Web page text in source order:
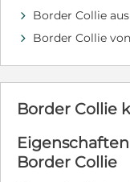
Welpen wurden am
glücklicherweise bis
sind und alle
sie mit unserem
reisen. Bei ihrer
vollständig geimpft,
kleinen Schlingel
uns auf deine
d Border Collie
d Border Collie
Border Collie
Border Collie